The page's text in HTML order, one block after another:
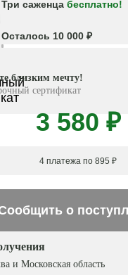
Три саженца бесплатно!
Осталось 10 000 ₽
близким мечту!
сертификат
3 580 ₽
4 платежа по 895 ₽
о
и Московская область